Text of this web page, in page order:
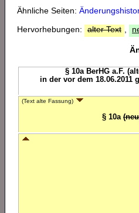
Ähnliche Seiten:
Hervorhebungen:
alter Text
§ 10a BerHG a.F.
in der vor dem 18.06.2011
(Text alte Fassung)
§ 10a